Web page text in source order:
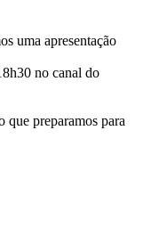
uma apresentação
no canal do
que preparamos para